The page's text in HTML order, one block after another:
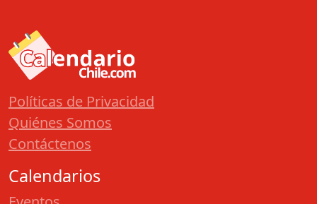
Políticas de Privacidad
Quiénes Somos
Contáctenos
Calendarios